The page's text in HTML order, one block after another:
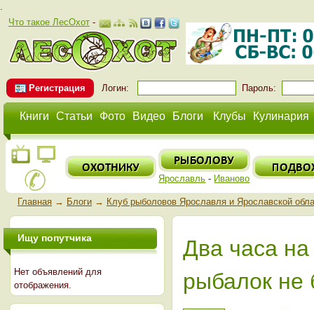
.
Что такое ЛесОхот-
Регистрация Логин: Пароль:
Книги Статьи Фото Видео Блоги Клубы Кулинария
Ярославль - Иваново
Главная→ Блоги→ Клуб рыболовов Ярославля и Ярославской
Два часа
рыбалок не
Ищу попутчика
Нет объявлений для
отображения.